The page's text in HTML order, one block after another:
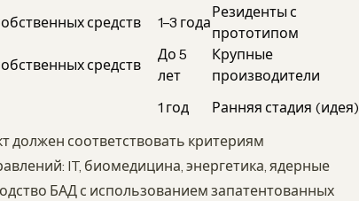
средств 1–3 года
Резиденты с
прототипом
средств
До 5
лет
Крупные
производители
1 год
Ранняя стадия (идея)
должен соответствовать критериям
IT, биомедицина, энергетика, ядерные
БАД с использованием запатентованных